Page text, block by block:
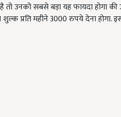
तो उनको सबसे बड़ा यह फायदा होगा
प्रति महीने 3000 रुपये देना होगा.